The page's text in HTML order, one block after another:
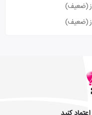
(ضعیف)
(ضعیف)